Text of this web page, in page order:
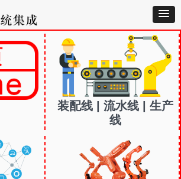
装配线 | 流水线 | 生产
线